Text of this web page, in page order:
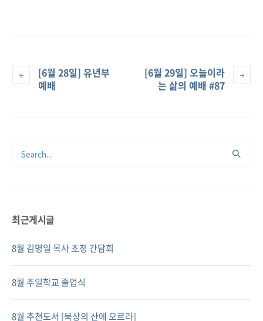
[6월 28일] 유년부
예배
[6월 29일] 오늘이라
는 삶의 예배 #87
최근게시글
8월 김명일 목사 초청 간담회
8월 주일학교 졸업식
8월 추천도서 [묵상의 산에 오르라]